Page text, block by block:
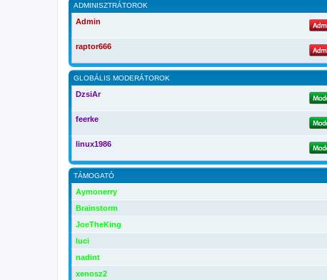
ADMINISZTRÁTOROK
Admin
raptor666
GLOBÁLIS MODERÁTOROK
DzsiAr
feerke
linux1986
TÁMOGATÓ
Aymonerry
Brainstorm
JoeTheKing
luci
nadint
xenosz2